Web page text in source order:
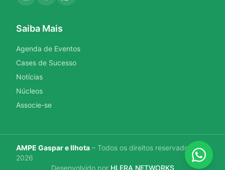
Saiba Mais
Agenda de Eventos
Cases de Sucesso
Notícias
Núcleos
Associe-se
AMPE Gaspar e Ilhota – Todos os direitos reservados ©
2026
Desenvolvido por HLERA NETWORKS